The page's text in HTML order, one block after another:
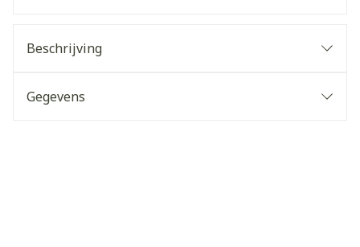
Beschrijving
Gegevens